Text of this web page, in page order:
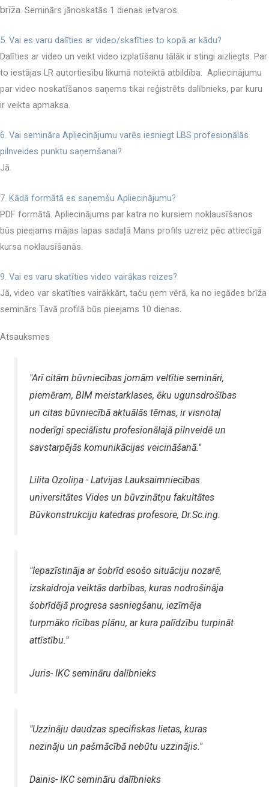
brīža. Seminārs jānoskatās 1 dienas ietvaros.
5. Vai es varu dalīties ar video/skatīties to kopā ar kādu?
Dalīties ar video un veikt video izplatīšanu tālāk ir stingi aizliegts. Par
to iestājas LR autortiesību likumā noteiktā atbildība. Apliecinājumu
par video noskatīšanos saņems tikai reģistrēts dalībnieks, par kuru
ir veikta apmaksa.
6. Vai semināra Apliecinājumu varēs iesniegt LBS profesionālās
pilnveides punktu saņemšanai?
Jā.
7. Kādā formātā es saņemšu Apliecinājumu?
PDF formātā. Apliecinājums par katra no kursiem noklausīšanos
būs pieejams mājas lapas sadaļā Mans profils uzreiz pēc attiecīgā
kursa noklausīšanās.
9. Vai es varu skatīties video vairākas reizes?
Jā, video var skatīties vairākkārt, taču ņem vērā, ka no iegādes brīža
seminārs Tavā profilā būs pieejams 10 dienas.
Atsauksmes
"Arī citām būvniecības jomām veltītie semināri,
piemēram, BIM meistarklases, ēku ugunsdrošības
un citas būvniecībā aktuālās tēmas, ir visnotaļ
noderīgi speciālistu profesionālajā pilnveidē un
savstarpējās komunikācijas veicināšanā."
Lilita Ozoliņa - Latvijas Lauksaimniecības
universitātes Vides un būvzinātņu fakultātes
Būvkonstrukciju katedras profesore, Dr.Sc.ing.
"Iepazīstināja ar šobrīd esošo situāciju nozarē,
izskaidroja veiktās darbības, kuras nodrošināja
šobrīdējā progresa sasniegšanu, iezīmēja
turpmāko rīcības plānu, ar kura palīdzību turpināt
attīstību."
Juris- IKC semināru dalībnieks
"Uzzināju daudzas specifiskas lietas, kuras
nezināju un pašmācībā nebūtu uzzinājis."
Dainis- IKC semināru dalībnieks